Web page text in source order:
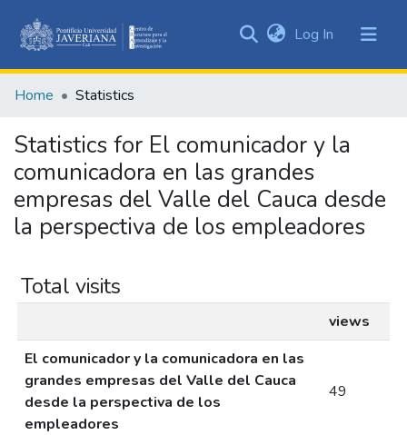
&
All of DSpace
Log In (current)
Home Statistics
Statistics for El comunicador y la
comunicadora en las grandes
empresas del Valle del Cauca desde
la perspectiva de los empleadores
Total visits
views
El comunicador y la comunicadora en las
grandes empresas del Valle del Cauca
desde la perspectiva de los
empleadores
49